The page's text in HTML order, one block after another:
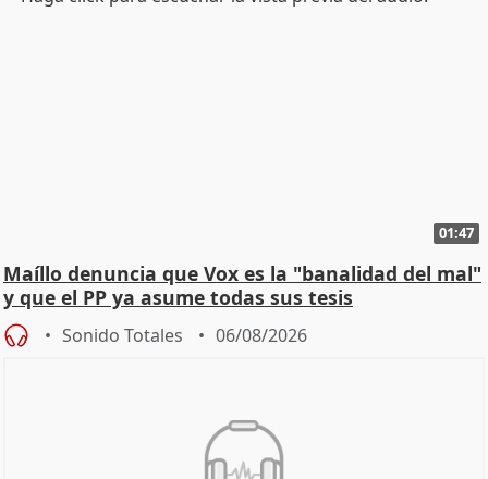
01:47
Maíllo denuncia que Vox es la "banalidad del mal"
y que el PP ya asume todas sus tesis
Sonido Totales 06/08/2026